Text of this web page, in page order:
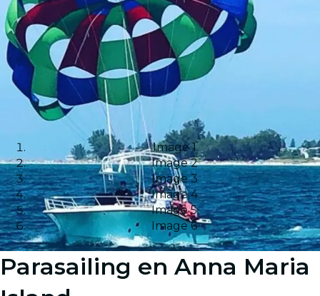
Image 1
Image 2
Image 3
Image 4
Image 5
Image 6
Parasailing en Anna Maria